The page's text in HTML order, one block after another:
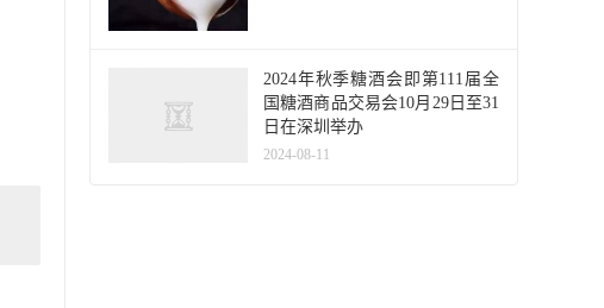
2024年秋季糖酒会即第111届全
国糖酒商品交易会10月29日至31
日在深圳举办
2024-08-11